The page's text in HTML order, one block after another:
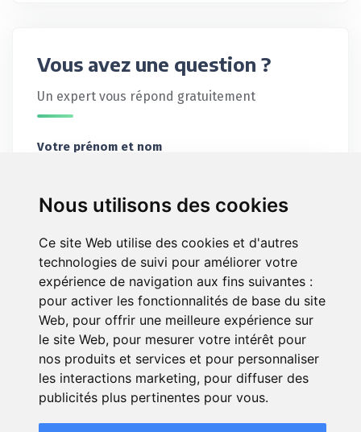
Nous utilisons des cookies
Ce site Web utilise des cookies et d'autres
technologies de suivi pour améliorer votre
expérience de navigation aux fins suivantes :
pour activer les fonctionnalités de base du site
Web, pour offrir une meilleure expérience sur
le site Web, pour mesurer votre intérêt pour
nos produits et services et pour personnaliser
les interactions marketing, pour diffuser des
publicités plus pertinentes pour vous.
Vous avez une question ?
Un expert vous répond gratuitement
Votre prénom et nom
Votre message